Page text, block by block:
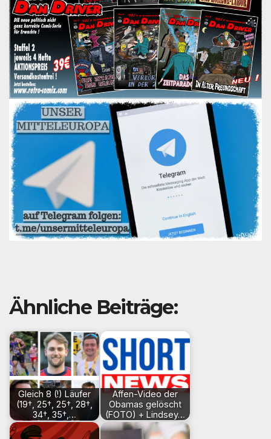
Ähnliche Beiträge:
Gleich 8 (!) Läufer
(19†, 25†, 25†, 28†,
34†, 35†,…
Affen-Video der
Obamas gelöscht
(FOTO) + Lindsey…